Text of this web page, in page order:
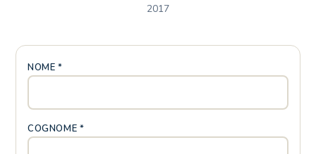
2017
NOME *
COGNOME *